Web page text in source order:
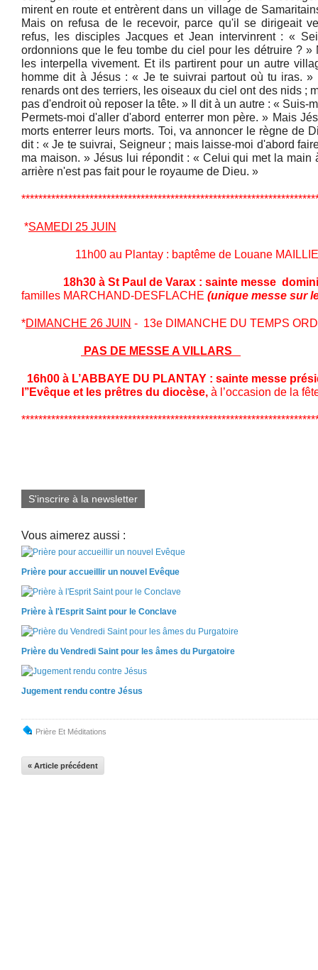
mirent en route et entrèrent dans un village de
Mais on refusa de le recevoir, parce qu'il se dirigeait
refus, les disciples Jacques et Jean intervinrent : «
ordonnions que le feu tombe du ciel pour les détruire ? »
les interpella vivement. Et ils partirent pour un autre
homme dit à Jésus : « Je te suivrai partout où tu iras.
renards ont des terriers, les oiseaux du ciel ont des nids ;
pas d'endroit où reposer la tête. » Il dit à un autre : « Suis-
Permets-moi d'aller d'abord enterrer mon père. » Mais
morts enterrer leurs morts. Toi, va annoncer le règne de
dit : « Je te suivrai, Seigneur ; mais laisse-moi d'abord
ma maison. » Jésus lui répondit : « Celui qui met la main
arrière n'est pas fait pour le royaume de Dieu. »
*SAMEDI 25 JUIN
11h00 au Plantay : baptême de Louane
18h30 à St Paul de Varax : sainte messe
familles MARCHAND-DESFLACHE (unique messe sur
*DIMANCHE 26 JUIN - 13e DIMANCHE DU
PAS DE MESSE A VILLARS
16h00 à L’ABBAYE DU PLANTAY : sainte messe
l’’Evêque et les prêtres du diocèse, à l’occasion de la
S'inscrire à la newsletter
Vous aimerez aussi :
Prière pour accueillir un nouvel Evêque
Prière à l'Esprit Saint pour le Conclave
Prière du Vendredi Saint pour les âmes du Purgatoire
Jugement rendu contre Jésus
Prière Et Méditations
« Article précédent